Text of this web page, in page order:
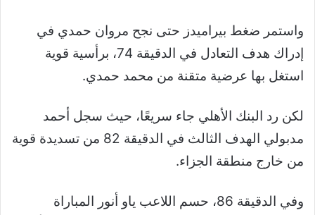
واستمر ضغط بيراميدز حتى نجح مروان حمدي في
إدراك هدف التعادل في الدقيقة 74، برأسية قوية
استغل بها عرضية متقنة من محمد حمدي.
لكن رد البنك الأهلي جاء سريعًا، حيث سجل أحمد
مدبولي الهدف الثالث في الدقيقة 82 من تسديدة قوية
من خارج منطقة الجزاء.
وفي الدقيقة 86، حسم اللاعب ياو أنور المباراة